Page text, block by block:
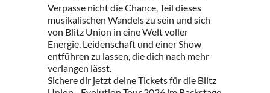
Verpasse nicht die Chance, Teil dieses
musikalischen Wandels zu sein und sich
von Blitz Union in eine Welt voller
Energie, Leidenschaft und einer Show
entführen zu lassen, die dich nach mehr
verlangen lässt.
Sichere dir jetzt deine Tickets für die Blitz